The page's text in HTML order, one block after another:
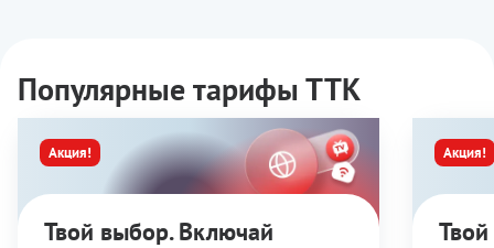
Популярные тарифы ТТК
Акция!
Твой выбор. Включай
Акция!